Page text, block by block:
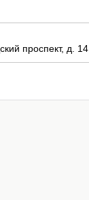
проспект, д. 14